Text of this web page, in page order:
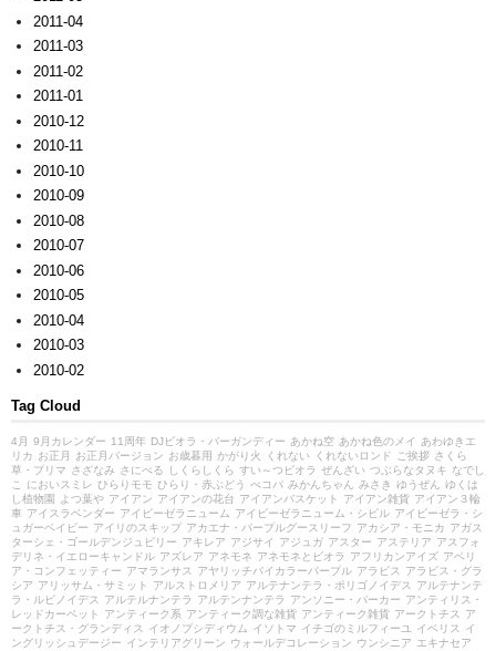
2011-04
2011-03
2011-02
2011-01
2010-12
2010-11
2010-10
2010-09
2010-08
2010-07
2010-06
2010-05
2010-04
2010-03
2010-02
Tag Cloud
4月 9月カレンダー 11周年 DJビオラ・バーガンディー あかね空 あかね色のメイ
あわゆきエ
リカ お正月 お正月バージョン お歳暮用 かがり火 くれない くれないロンド ご挨拶 さくら
草・プリマ さざなみ さにべる しくらしくら すい～つビオラ ぜんざい つぶらなタヌキ なでし
こ
においスミレ ひらりモモ ひらり・赤ぶどう べコパ みかんちゃん みさき ゆうぜん
ゆくは
し植物園
よつ葉や アイアン アイアンの花台 アイアンバスケット アイアン雑貨 アイアン３輪
車 アイスラベンダー アイビーゼラニューム アイビーゼラニューム・シビル アイビーゼラ・シ
ュガーベイビー アイリのスキップ アカエナ・パープルグースリーフ アカシア・モニカ アガス
ターシェ・ゴールデンジュビリー アキレア アジサイ アジュガ アスター アステリア アスフォ
デリネ・イエローキャンドル アズレア アネモネ アネモネとビオラ アフリカンアイズ アベリ
ア・コンフェッティー アマランサス アヤリッチバイカラーパープル アラビス
アラビス・グラ
シア アリッサム・サミット アルストロメリア アルテナンテラ・ポリゴノイデス
アルテナンテ
ラ・ルビノイデス
アルテルナンテラ アルテンナンテラ アンソニー・パーカー アンティリス・
レッドカーペット
アンティーク系 アンティーク調な雑貨 アンティーク雑貨 アークトチス
ア
ークトチス・グランディス
イオノプシディウム イソトマ イチゴのミルフィーユ イベリス
イ
ングリッシュデージー インテリアグリーン ウォールデコレーション ウンシニア エキナセア